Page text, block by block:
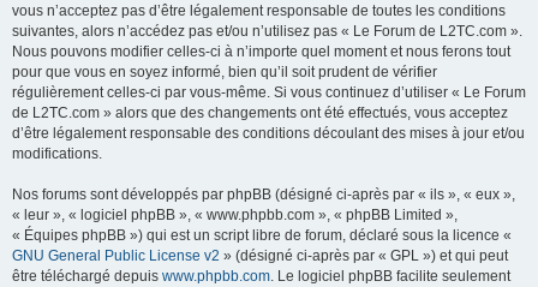
vous n’acceptez pas d’être légalement responsable de toutes les conditions
suivantes, alors n’accédez pas et/ou n’utilisez pas « Le Forum de L2TC.com ».
Nous pouvons modifier celles-ci à n’importe quel moment et nous ferons tout
pour que vous en soyez informé, bien qu’il soit prudent de vérifier
régulièrement celles-ci par vous-même. Si vous continuez d’utiliser « Le Forum
de L2TC.com » alors que des changements ont été effectués, vous acceptez
d’être légalement responsable des conditions découlant des mises à jour et/ou
modifications.
Nos forums sont développés par phpBB (désigné ci-après par « ils », « eux »,
« leur », « logiciel phpBB », « www.phpbb.com », « phpBB Limited »,
« Équipes phpBB ») qui est un script libre de forum, déclaré sous la licence «
GNU General Public License v2 » (désigné ci-après par « GPL ») et qui peut
être téléchargé depuis www.phpbb.com. Le logiciel phpBB facilite seulement